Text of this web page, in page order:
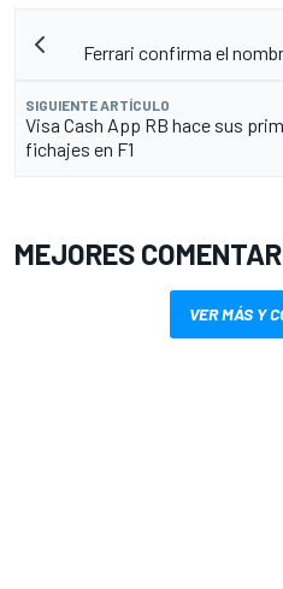
Ferrari confirma el
SIGUIENTE ARTÍCULO
Visa Cash App RB hace sus
fichajes en F1
MEJORES
VER MÁS Y